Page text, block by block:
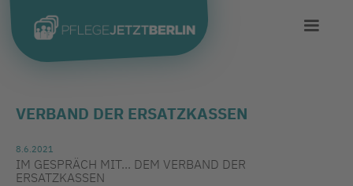
VERBAND DER ERSATZKASSEN
8.6.2021
IM GESPRÄCH MIT... DEM VERBAND DER
ERSATZKASSEN